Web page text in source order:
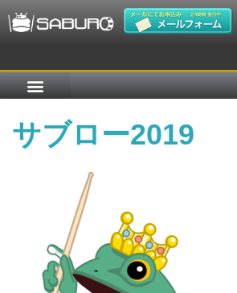
サブロー2019